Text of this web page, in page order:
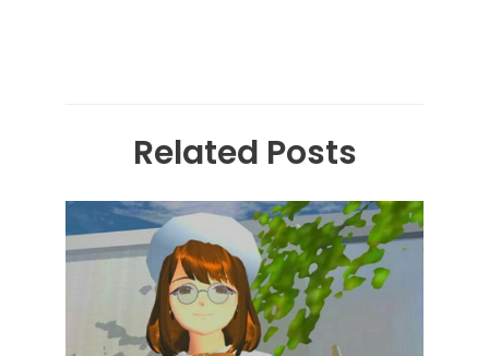
Related Posts